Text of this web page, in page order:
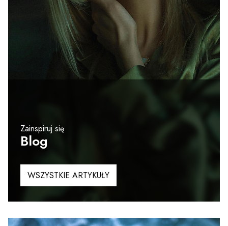
Zainspiruj się
Blog
WSZYSTKIE ARTYKUŁY